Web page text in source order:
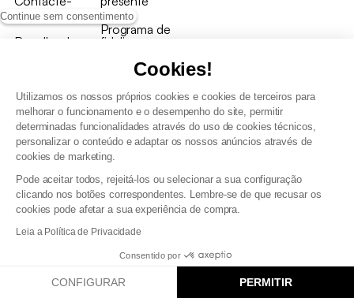
Continue sem consentimento
Cookies!
Utilizamos os nossos próprios cookies e cookies de terceiros para
melhorar o funcionamento e o desempenho do site, permitir
determinadas funcionalidades através do uso de cookies técnicos,
personalizar o conteúdo e adaptar os nossos anúncios através de
cookies de marketing.
Pode aceitar todos, rejeitá-los ou selecionar a sua configuração
clicando nos botões correspondentes. Lembre-se de que recusar os
cookies pode afetar a sua experiência de compra.
Leia a Política de Privacidade
Consentido por
CONFIGURAR PERMITIR
nos
Recolha de
Programa de
fidelizaçao
Termos e Condições Gerais de Venda e Aviso Legal
Gestão de dados pessoais e política de cookies
Termos e condições gerais de venda pro
Declaração de Acessibilidade